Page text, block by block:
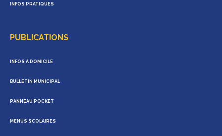
INFOS PRATIQUES
PUBLICATIONS
INFOS À DOMICILE
BULLETIN MUNICIPAL
PANNEAU POCKET
MENUS SCOLAIRES